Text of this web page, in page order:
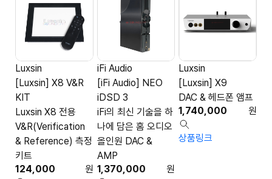
Luxsin
[Luxsin] X8 V&R
KIT
Luxsin X8 전용
V&R(Verification
& Reference) 측정
키트
124,000
원
iFi Audio
[iFi Audio] NEO
iDSD 3
iFi의 최신 기술을 하
나에 담은 홈 오디오
올인원 DAC &
AMP
1,370,000
원
Luxsin
[Luxsin] X9
DAC & 헤드폰 앰프
1,740,000
원
상품링크